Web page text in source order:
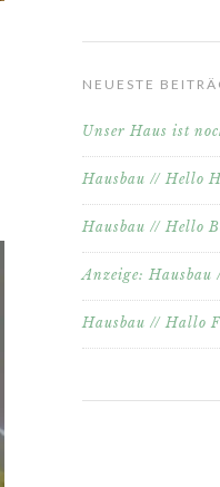
NEUESTE
Unser Haus ist
Hausbau // Hello
Hausbau // Hello
Anzeige:
Hausbau // Hallo